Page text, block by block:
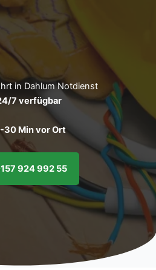
in Dahlum Notdienst
7 verfügbar
30 Min vor Ort
924 992 55